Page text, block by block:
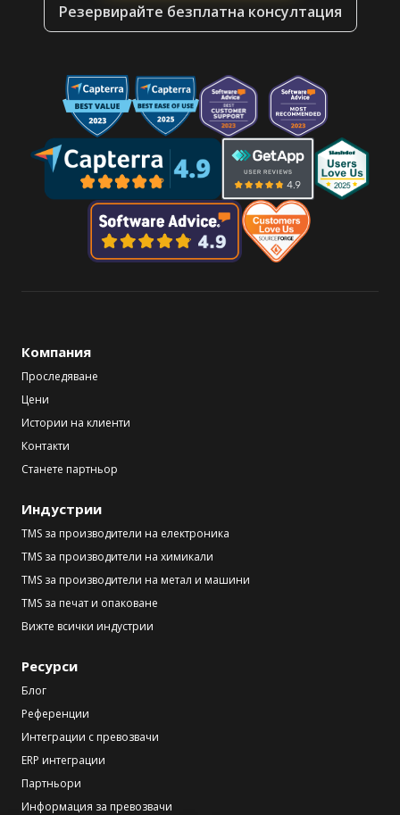
Резервирайте безплатна консултация
Компания
Проследяване
Цени
Истории на клиенти
Контакти
Станете партньор
Индустрии
TMS за производители на електроника
TMS за производители на химикали
TMS за производители на метал и машини
TMS за печат и опаковане
Вижте всички индустрии
Ресурси
Блог
Референции
Интеграции с превозвачи
ERP интеграции
Партньори
Информация за превозвачи